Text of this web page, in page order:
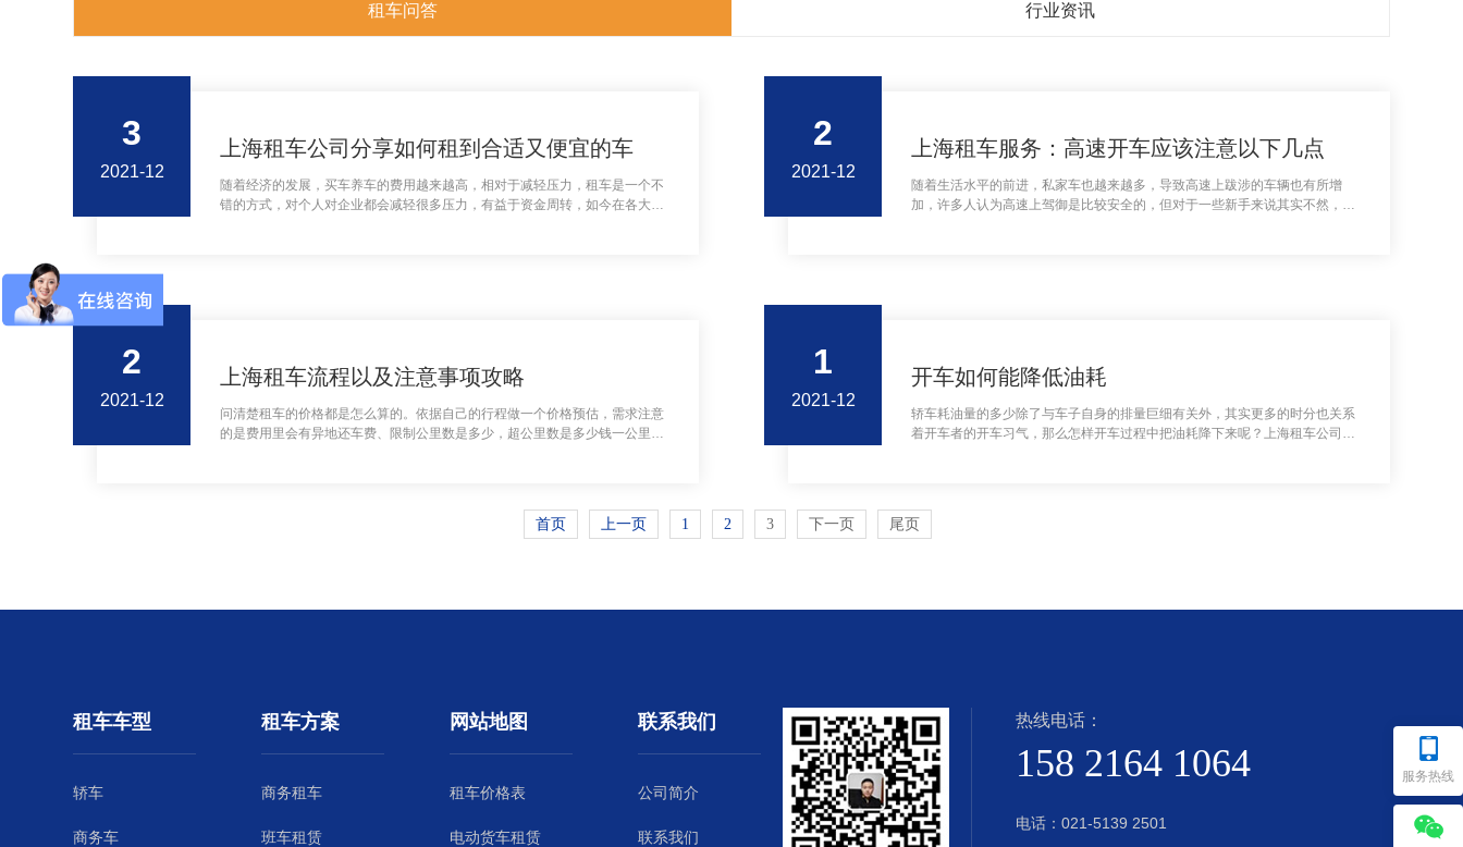
租车问答 行业资讯
3
2021-12
上海租车公司分享如何租到合适又便宜的车
随着经济的发展，买车养车的费用越来越高，相对于减轻压力，租车是一个不
错的方式，对个人对企业都会减轻很多压力，有益于资金周转，如今在各大城
2
2021-12
上海租车服务：高速开车应该注意以下几点
随着生活水平的前进，私家车也越来越多，导致高速上跋涉的车辆也有所增
加，许多人认为高速上驾御是比较安全的，但对于一些新手来说其实不然，必
2
2021-12
上海租车流程以及注意事项攻略
问清楚租车的价格都是怎么算的。依据自己的行程做一个价格预估，需求注意
的是费用里会有异地还车费、限制公里数是多少，超公里数是多少钱一公里等
1
2021-12
开车如何能降低油耗
轿车耗油量的多少除了与车子自身的排量巨细有关外，其实更多的时分也关系
着开车者的开车习气，那么怎样开车过程中把油耗降下来呢？上海租车公司分
首页 上一页 1 2 3 下一页 尾页
租车车型
轿车
商务车
租车方案
商务租车
班车租赁
网站地图
租车价格表
电动货车租赁
联系我们
公司简介
联系我们
热线电话：
158 2164 1064
电话：021-5139 2501
服务热线